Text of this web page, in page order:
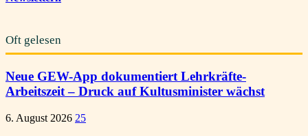
Oft gelesen
Neue GEW-App dokumentiert Lehrkräfte-
Arbeitszeit – Druck auf Kultusminister wächst
6. August 2026 25